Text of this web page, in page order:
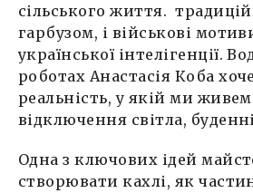
сільського життя.
гарбузом, і військові
української інтелігенції.
роботах Анастасія Коба
реальність, у якій ми
відключення світла,
Одна з ключових ідей
створювати кахлі, як